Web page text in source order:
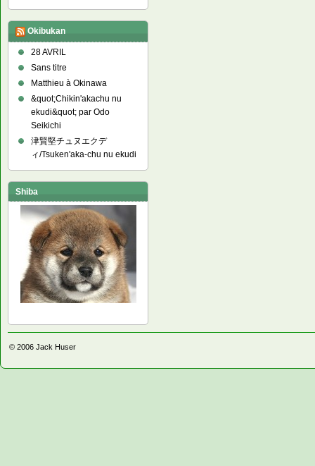
Okibukan
28 AVRIL
Sans titre
Matthieu à Okinawa
&quot;Chikin'akachu nu
ekudi&quot; par Odo
Seikichi
津賢堅チュヌエクデ
ィ/Tsuken'aka-chu nu ekudi
Shiba
© 2006 Jack Huser